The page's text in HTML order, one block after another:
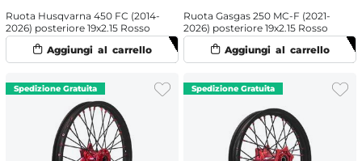
Ruota Husqvarna 450 FC (2014-
2026) posteriore 19x2.15 Rosso
Ruota Gasgas 250 MC-F (2021-
2026) posteriore 19x2.15 Rosso